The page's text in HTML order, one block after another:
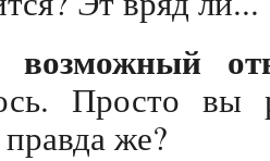
Просто
же?